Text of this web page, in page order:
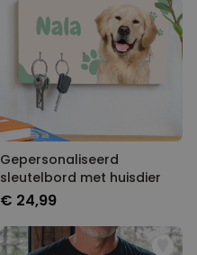
Gepersonaliseerd
sleutelbord met huisdier
€ 24,99